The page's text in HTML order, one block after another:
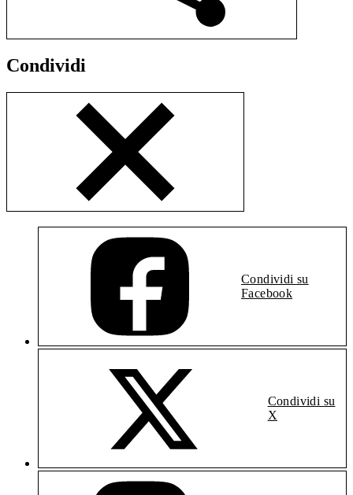
Condividi
Condividi su
Facebook
Condividi su
X